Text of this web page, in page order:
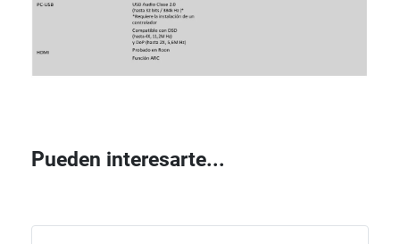
Pueden interesarte...